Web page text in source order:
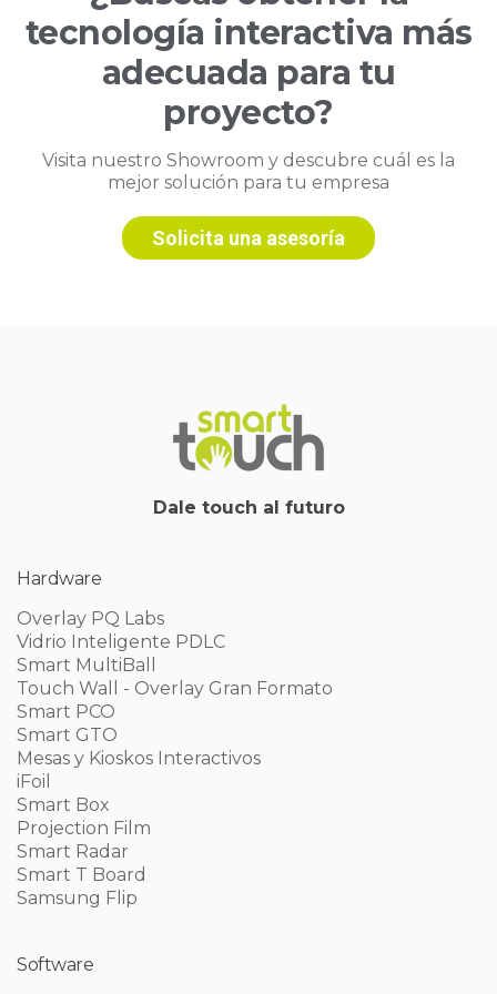
tecnología interactiva más
adecuada para tu
proyecto?
Visita nuestro Showroom y descubre cuál es la
mejor solución para tu empresa
Solicita una asesoría
Dale touch al futuro
Hardware
Overlay PQ Labs
Vidrio Inteligente PDLC
Smart MultiBall
Touch Wall - Overlay Gran Formato
Smart PCO
Smart GTO
Mesas y Kioskos Interactivos
iFoil
Smart Box
Projection Film
Smart Radar
Smart T Board
Samsung Flip
Software